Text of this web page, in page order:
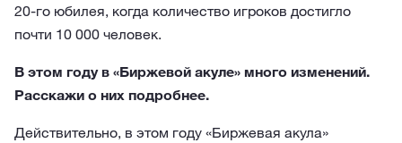
20-го юбилея, когда количество игроков достигло
почти 10 000 человек.
В этом году в «Биржевой акуле» много изменений.
Расскажи о них подробнее.
Действительно, в этом году «Биржевая акула»